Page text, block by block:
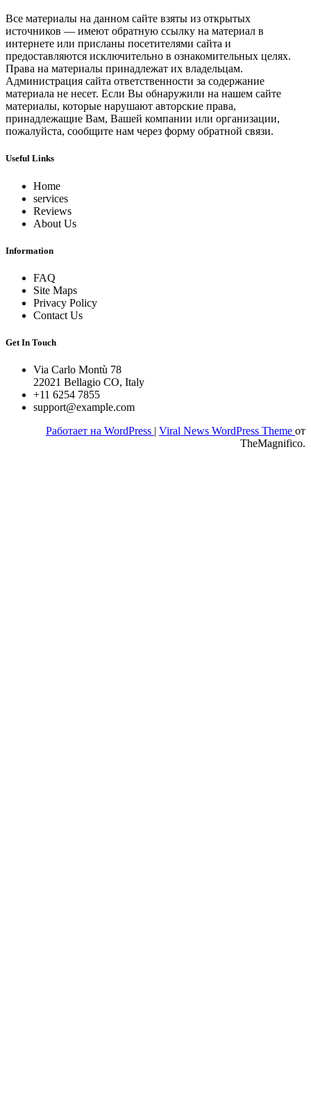
Все материалы на данном сайте взяты из открытых
источников — имеют обратную ссылку на материал в
интернете или присланы посетителями сайта и
предоставляются исключительно в ознакомительных целях.
Права на материалы принадлежат их владельцам.
Администрация сайта ответственности за содержание
материала не несет. Если Вы обнаружили на нашем сайте
материалы, которые нарушают авторские права,
принадлежащие Вам, Вашей компании или организации,
пожалуйста, сообщите нам через форму обратной связи.
Useful Links
Home
services
Reviews
About Us
Information
FAQ
Site Maps
Privacy Policy
Contact Us
Get In Touch
Via Carlo Montù 78
22021 Bellagio CO, Italy
+11 6254 7855
support@example.com
Работает на WordPress | Viral News WordPress Theme от
TheMagnifico.